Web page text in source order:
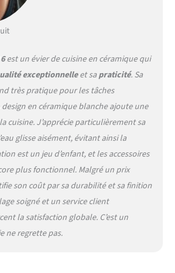
Peuvent être assortis avec
robinetterie continue :
robinet et le bouton de
vidange automatique –
Convient aux meubles bas
de 60 cm de large Contenu
de la livraison : Dispositif
d'écoulement avec tuyau à
faible encombrement – Kit
vanne panier 3 ½'' InFino,
commande de vidage
automatique rotative et
fixation – 2 x rails en acier
inoxydable ETAGON
est un évier de cuisine en céramique qui
exceptionnelleet sapraticité. Sa
très pratique pour les tâches
en céramique blanche ajoute une
cuisine. J’apprécie particulièrement sa
glisse aisément, évitant ainsi la
est un jeu d’enfant, et les accessoires
plus fonctionnel. Malgré un prix
son coût par sa durabilité et sa finition
soigné et un service client
la satisfaction globale. C’est un
ne regrette pas.